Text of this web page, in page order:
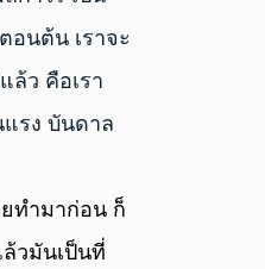
อนต้น เราจะ
ล้ว คือเรา
รง บันดาล
ล้วมันเป็นที่